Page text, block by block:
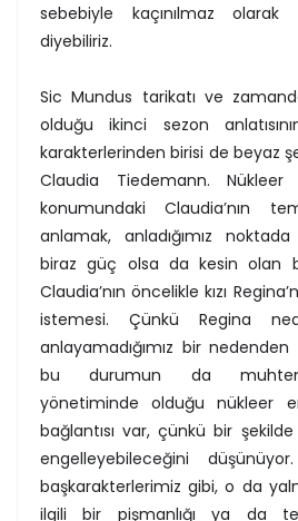
sebebiyle kaçınılmaz olarak
diyebiliriz.
Sic Mundus tarikatı ve
olduğu ikinci sezon
karakterlerinden birisi de beyaz
Claudia Tiedemann. Nükleer
konumundaki Claudia’nın
anlamak, anladığımız
biraz güç olsa da kesin olan
Claudia’nın öncelikle kızı
istemesi. Çünkü Regina
anlayamadığımız bir nedenden
bu durumun da
yönetiminde olduğu nükleer
bağlantısı var, çünkü bir
engelleyebileceğini
başkarakterlerimiz gibi, o da
ilgili bir pişmanlığı ya da